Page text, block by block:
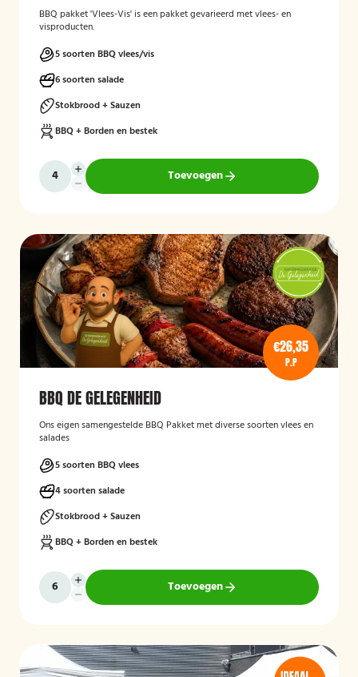
BBQ pakket 'Vlees-Vis' is een pakket gevarieerd met vlees- en
visproducten.
5 soorten BBQ vlees/vis
6 soorten salade
Stokbrood + Sauzen
BBQ + Borden en bestek
Toevoegen
€26,35
P.P
BBQ DE GELEGENHEID
Ons eigen samengestelde BBQ Pakket met diverse soorten vlees en
salades
5 soorten BBQ vlees
4 soorten salade
Stokbrood + Sauzen
BBQ + Borden en bestek
Toevoegen